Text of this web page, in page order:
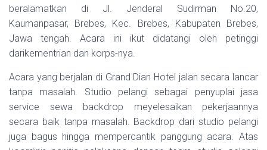
beralamatkan di Jl. Jenderal Sudirman No.20,
Kaumanpasar, Brebes, Kec. Brebes, Kabupaten Brebes,
Jawa tengah. Acara ini ikut didatangi oleh petinggi
darikementrian dan korps-nya.
Acara yang berjalan di Grand Dian Hotel jalan secara lancar
tanpa masalah. Studio pelangi sebagai penyuplai jasa
service sewa backdrop meyelesaikan pekerjaannya
secara baik tanpa masalah. Backdrop dari studio pelangi
juga bagus hingga mempercantik panggung acara. Atas